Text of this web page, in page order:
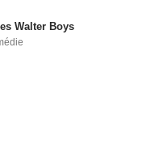
Walter Boys